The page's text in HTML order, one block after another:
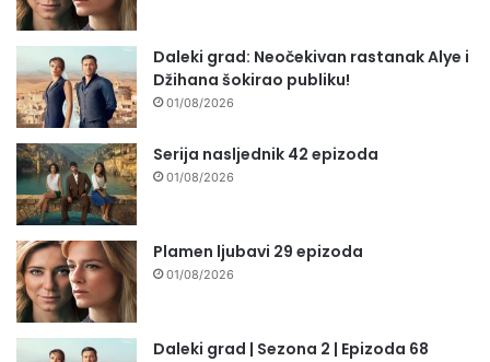
Daleki grad: Neočekivan rastanak Alye i
Džihana šokirao publiku!
01/08/2026
Serija nasljednik 42 epizoda
01/08/2026
Plamen ljubavi 29 epizoda
01/08/2026
Daleki grad | Sezona 2 | Epizoda 68